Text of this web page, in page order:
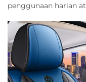
penggunaan harian